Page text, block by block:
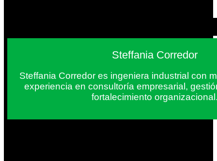
Steffania Corredor
Steffania Corredor es ingeniera industrial con
experiencia en consultoría empresarial,
fortalecimiento